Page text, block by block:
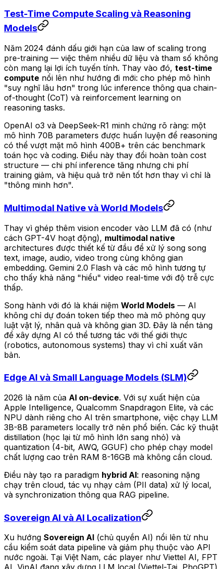
Test-Time Compute Scaling và Reasoning
Models
Năm 2024 đánh dấu giới hạn của law of scaling trong
pre-training — việc thêm nhiều dữ liệu và tham số không
còn mang lại lợi ích tuyến tính. Thay vào đó, test-time
compute nổi lên như hướng đi mới: cho phép mô hình
"suy nghĩ lâu hơn" trong lúc inference thông qua chain-
of-thought (CoT) và reinforcement learning on
reasoning tasks.
OpenAI o3 và DeepSeek-R1 minh chứng rõ ràng: một
mô hình 70B parameters được huấn luyện để reasoning
có thể vượt mặt mô hình 400B+ trên các benchmark
toán học và coding. Điều này thay đổi hoàn toàn cost
structure — chi phí inference tăng nhưng chi phí
training giảm, và hiệu quả trở nên tốt hơn thay vì chỉ là
"thông minh hơn".
Multimodal Native và World Models
Thay vì ghép thêm vision encoder vào LLM đã có (như
cách GPT-4V hoạt động), multimodal native
architectures được thiết kế từ đầu để xử lý song song
text, image, audio, video trong cùng không gian
embedding. Gemini 2.0 Flash và các mô hình tương tự
cho thấy khả năng "hiểu" video real-time với độ trễ cực
thấp.
Song hành với đó là khái niệm World Models — AI
không chỉ dự đoán token tiếp theo mà mô phỏng quy
luật vật lý, nhân quả và không gian 3D. Đây là nền tảng
để xây dựng AI có thể tương tác với thế giới thực
(robotics, autonomous systems) thay vì chỉ xuất văn
bản.
Edge AI và Small Language Models (SLM)
2026 là năm của AI on-device. Với sự xuất hiện của
Apple Intelligence, Qualcomm Snapdragon Elite, và các
NPU dành riêng cho AI trên smartphone, việc chạy LLM
3B-8B parameters locally trở nên phổ biến. Các kỹ thuật
distillation (học lại từ mô hình lớn sang nhỏ) và
quantization (4-bit, AWQ, GGUF) cho phép chạy model
chất lượng cao trên RAM 8-16GB mà không cần cloud.
Điều này tạo ra paradigm hybrid AI: reasoning nặng
chạy trên cloud, tác vụ nhạy cảm (PII data) xử lý local,
và synchronization thông qua RAG pipeline.
Sovereign AI và AI Localization
Xu hướng Sovereign AI (chủ quyền AI) nổi lên từ nhu
cầu kiểm soát data pipeline và giảm phụ thuộc vào API
nước ngoài. Tại Việt Nam, các player như Viettel AI, FPT